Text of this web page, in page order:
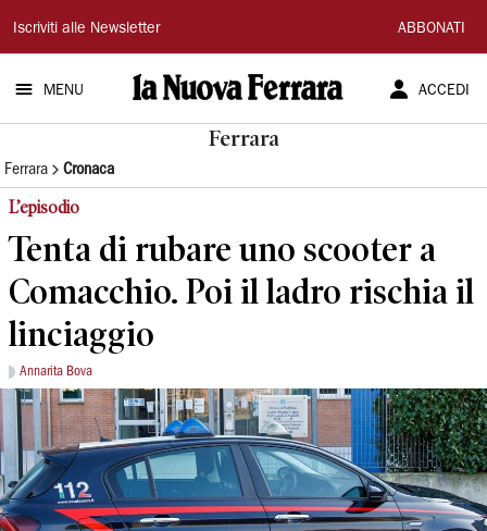
La
Nuova
Ferrara
Iscriviti alle Newsletter ABBONATI
MENU ACCEDI
Ferrara
Ferrara Cronaca
L’episodio
Tenta di rubare uno scooter a
Comacchio. Poi il ladro rischia il
linciaggio
Annarita Bova